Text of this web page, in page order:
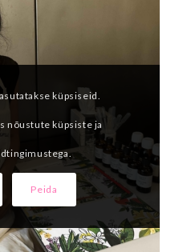
küpsiseid.
nõustute küpsiste ja
Peida